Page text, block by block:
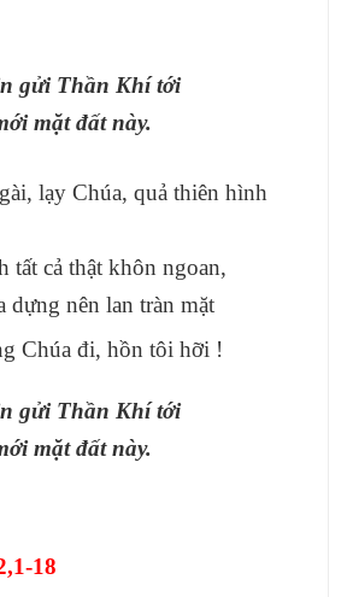
gửi Thần Khí tới
mặt đất này.
lạy Chúa, quả thiên hình
tất cả thật khôn ngoan,
dựng nên lan tràn mặt
Chúa đi, hồn tôi hỡi !
gửi Thần Khí tới
mặt đất này.
18